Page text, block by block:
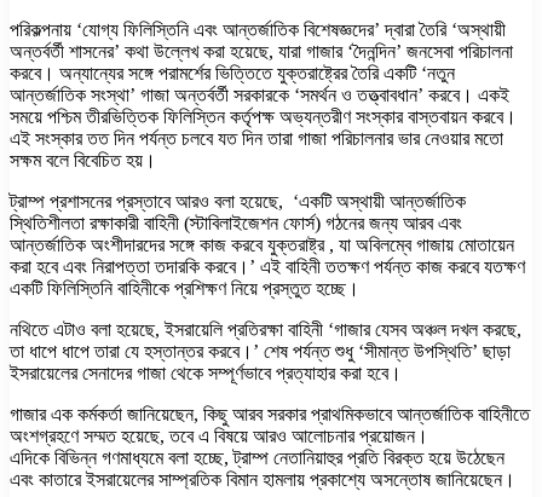
পরিকল্পনায় ‘যোগ্য ফিলিস্তিনি এবং আন্তর্জাতিক বিশেষজ্ঞদের’ দ্বারা তৈরি ‘অস্থায়ী
অন্তর্বর্তী শাসনের’ কথা উল্লেখ করা হয়েছে, যারা গাজার ‘দৈনন্দিন’ জনসেবা পরিচালনা
করবে। অন্যান্যের সঙ্গে পরামর্শের ভিত্তিতে যুক্তরাষ্ট্রের তৈরি একটি ‘নতুন
আন্তর্জাতিক সংস্থা’ গাজা অন্তর্বর্তী সরকারকে ‘সমর্থন ও তত্ত্বাবধান’ করবে। একই
সময়ে পশ্চিম তীরভিত্তিক ফিলিস্তিন কর্তৃপক্ষ অভ্যন্তরীণ সংস্কার বাস্তবায়ন করবে।
এই সংস্কার তত দিন পর্যন্ত চলবে যত দিন তারা গাজা পরিচালনার ভার নেওয়ার মতো
সক্ষম বলে বিবেচিত হয়।
ট্রাম্প প্রশাসনের প্রস্তাবে আরও বলা হয়েছে, ‘একটি অস্থায়ী আন্তর্জাতিক
স্থিতিশীলতা রক্ষাকারী বাহিনী (স্টাবিলাইজেশন ফোর্স) গঠনের জন্য আরব এবং
আন্তর্জাতিক অংশীদারদের সঙ্গে কাজ করবে যুক্তরাষ্ট্র , যা অবিলম্বে গাজায় মোতায়েন
করা হবে এবং নিরাপত্তা তদারকি করবে।’ এই বাহিনী ততক্ষণ পর্যন্ত কাজ করবে যতক্ষণ
একটি ফিলিস্তিনি বাহিনীকে প্রশিক্ষণ নিয়ে প্রস্তুত হচ্ছে।
নথিতে এটাও বলা হয়েছে, ইসরায়েলি প্রতিরক্ষা বাহিনী ‘গাজার যেসব অঞ্চল দখল করছে,
তা ধাপে ধাপে তারা যে হস্তান্তর করবে।’ শেষ পর্যন্ত শুধু ‘সীমান্ত উপস্থিতি’ ছাড়া
ইসরায়েলের সেনাদের গাজা থেকে সম্পূর্ণভাবে প্রত্যাহার করা হবে।
গাজার এক কর্মকর্তা জানিয়েছেন, কিছু আরব সরকার প্রাথমিকভাবে আন্তর্জাতিক বাহিনীতে
অংশগ্রহণে সম্মত হয়েছে, তবে এ বিষয়ে আরও আলোচনার প্রয়োজন।
এদিকে বিভিন্ন গণমাধ্যমে বলা হচ্ছে, ট্রাম্প নেতানিয়াহুর প্রতি বিরক্ত হয়ে উঠেছেন
এবং কাতারে ইসরায়েলের সাম্প্রতিক বিমান হামলায় প্রকাশ্যে অসন্তোষ জানিয়েছেন।